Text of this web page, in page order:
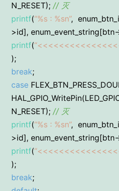
N_RESET); // 灭
printf(“%s : %sn”,
>id],
printf(
);
break;
case
N_RESET); // 灭
printf(“%s : %sn”,
>id],
printf(
);
break;